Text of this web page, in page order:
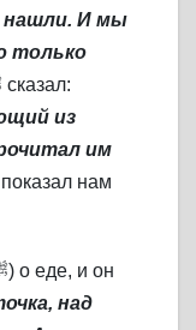
нашли. И мы
только
из
им
нам
над